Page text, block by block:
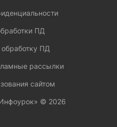
ПД
обработку ПД
рассылки
сайтом
© 2026